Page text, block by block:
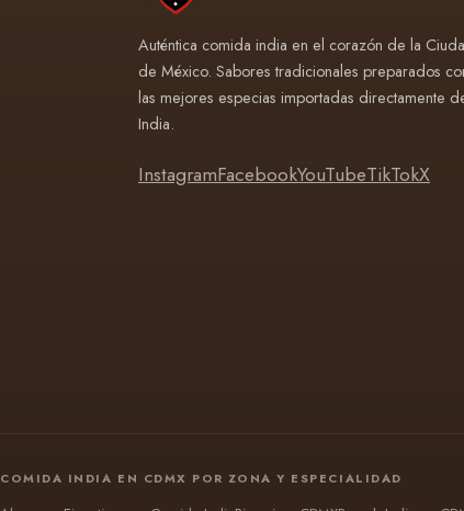
Auténtica comida india en el corazón de la
de México. Sabores tradicionales preparados
las mejores especias importadas directamente
India.
InstagramFacebookYouTubeTikTokX
COMIDA INDIA EN CDMX POR ZONA Y ESPECIALIDAD